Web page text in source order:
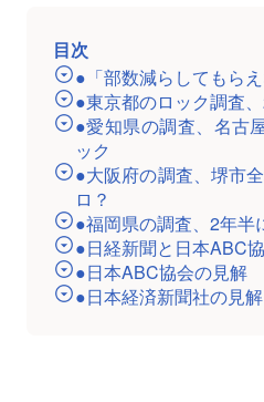
目次
●「部数減らしてもら
●東京都のロック調査
●愛知県の調査、名古
ック
●大阪府の調査、堺市
ロ？
●福岡県の調査、2年半
●日経新聞と日本ABC
●日本ABC協会の見解
●日本経済新聞社の見解